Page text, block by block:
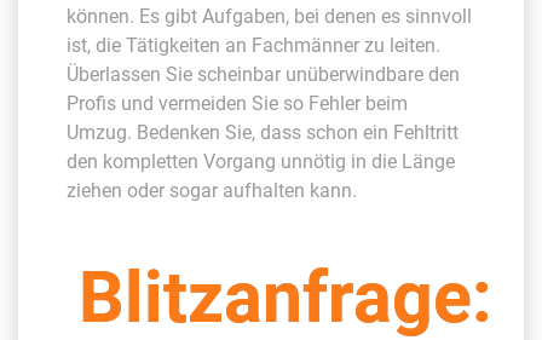
können. Es gibt Aufgaben, bei denen es sinnvoll
ist, die Tätigkeiten an Fachmänner zu leiten.
Überlassen Sie scheinbar unüberwindbare den
Profis und vermeiden Sie so Fehler beim
Umzug. Bedenken Sie, dass schon ein Fehltritt
den kompletten Vorgang unnötig in die Länge
ziehen oder sogar aufhalten kann.
Blitzanfrage: